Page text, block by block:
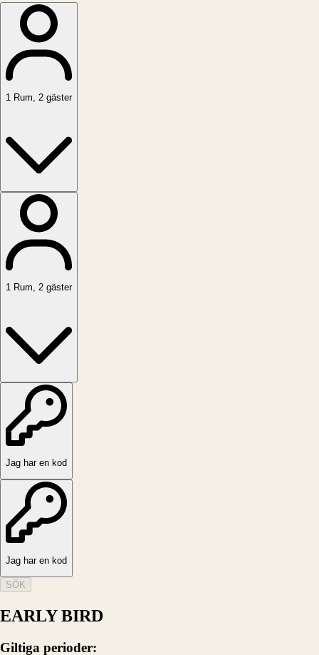
1 Rum 2 gäster
1 Rum, 2 gäster
Jag har en kod
Jag har en kod
SÖK
EARLY BIRD
Giltiga perioder: